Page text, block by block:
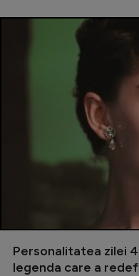
Personalitatea zilei
legenda care a